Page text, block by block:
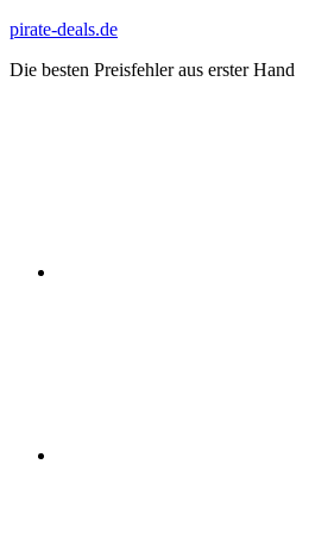
Zum
springen
pirate-deals.de
Die besten Preisfehler aus erster Hand